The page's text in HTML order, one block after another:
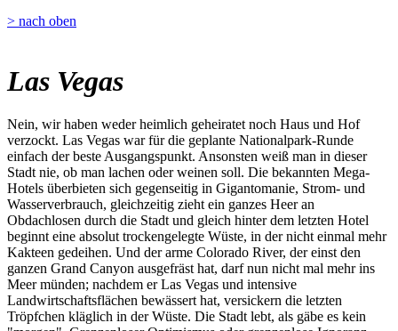
> nach oben
Las Vegas
Nein, wir haben weder heimlich geheiratet noch Haus und Hof
verzockt. Las Vegas war für die geplante Nationalpark-Runde
einfach der beste Ausgangspunkt. Ansonsten weiß man in dieser
Stadt nie, ob man lachen oder weinen soll. Die bekannten Mega-
Hotels überbieten sich gegenseitig in Gigantomanie, Strom- und
Wasserverbrauch, gleichzeitig zieht ein ganzes Heer an
Obdachlosen durch die Stadt und gleich hinter dem letzten Hotel
beginnt eine absolut trockengelegte Wüste, in der nicht einmal mehr
Kakteen gedeihen. Und der arme Colorado River, der einst den
ganzen Grand Canyon ausgefräst hat, darf nun nicht mal mehr ins
Meer münden; nachdem er Las Vegas und intensive
Landwirtschaftsflächen bewässert hat, versickern die letzten
Tröpfchen kläglich in der Wüste. Die Stadt lebt, als gäbe es kein